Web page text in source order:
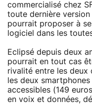
commercialisé chez
toute dernière
pourrait proposer à
logiciel dans les
Eclipsé depuis deux
pourrait en tout cas
rivalité entre les deux
les deux
accessibles (149
en voix et données,